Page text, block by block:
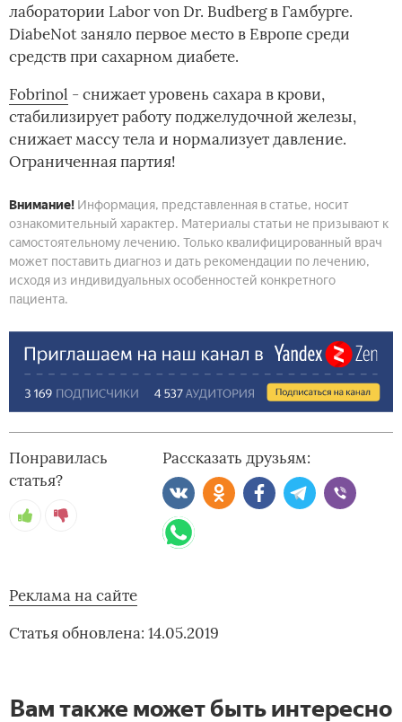
лаборатории Labor von Dr. Budberg в Гамбурге.
DiabeNot заняло первое место в Европе среди
средств при сахарном диабете.
Fobrinol - снижает уровень сахара в крови,
стабилизирует работу поджелудочной железы,
снижает массу тела и нормализует давление.
Ограниченная партия!
Внимание! Информация, представленная в статье, носит
ознакомительный характер. Материалы статьи не призывают к
самостоятельному лечению. Только квалифицированный врач
может поставить диагноз и дать рекомендации по лечению,
исходя из индивидуальных особенностей конкретного
пациента.
Понравилась
статья?
Рассказать друзьям:
Реклама на сайте
Статья обновлена: 14.05.2019
Вам также может быть интересно